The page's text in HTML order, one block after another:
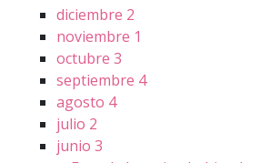
diciembre 2
noviembre 1
octubre 3
septiembre 4
agosto 4
julio 2
junio 3